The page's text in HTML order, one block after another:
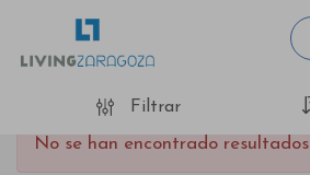
Filtrar
No se han encontrado resultados